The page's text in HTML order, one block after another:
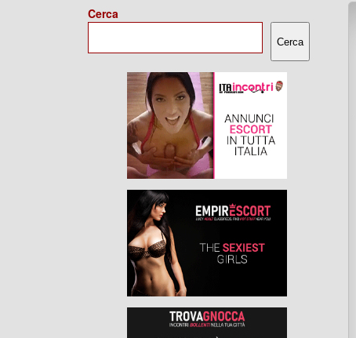
Cerca
Cerca